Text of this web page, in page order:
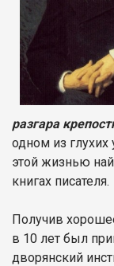
разгара
одном из глухих
этой жизнью
книгах писателя.
Получив
в 10 лет был
дворянский